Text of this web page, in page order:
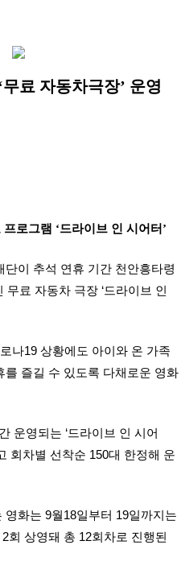
료 자동차극장’ 운영
로그램 ‘드라이브 인 시어터’
이 추석 연휴 기간 천안흥타령
료 자동차 극장 ‘드라이브 인
나19 상황에도 아이와 온 가족
즐길 수 있도록 다채로운 영화
운영되는 ‘드라이브 인 시어
회차별 선착순 150대 한정해 운
화는 9월18일부터 19일까지는
회 상영돼 총 12회차로 진행된